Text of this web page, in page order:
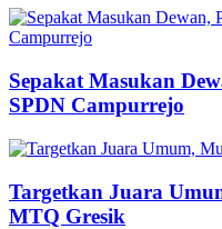
Sepakat Masukan
SPDN Campurrejo
Targetkan Juara
MTQ Gresik